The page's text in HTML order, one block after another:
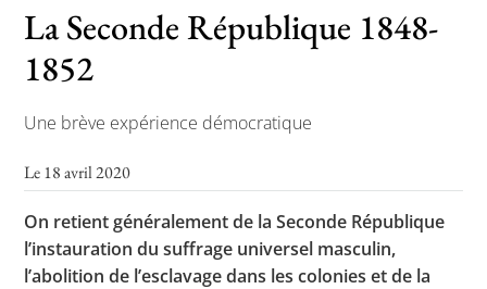
Communiqués et motions
L’APHG dans la presse
Toutes les actualités
La Seconde République 1848-
1852
Une brève expérience démocratique
Le 18 avril 2020
On retient généralement de la Seconde République
l’instauration du suffrage universel masculin,
l’abolition de l’esclavage dans les colonies et de la